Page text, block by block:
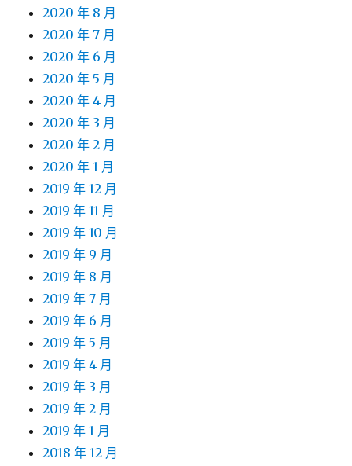
2020 年 8 月
2020 年 7 月
2020 年 6 月
2020 年 5 月
2020 年 4 月
2020 年 3 月
2020 年 2 月
2020 年 1 月
2019 年 12 月
2019 年 11 月
2019 年 10 月
2019 年 9 月
2019 年 8 月
2019 年 7 月
2019 年 6 月
2019 年 5 月
2019 年 4 月
2019 年 3 月
2019 年 2 月
2019 年 1 月
2018 年 12 月